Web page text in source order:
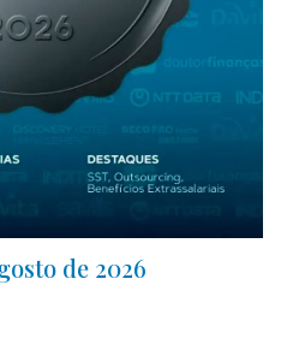
de 2026